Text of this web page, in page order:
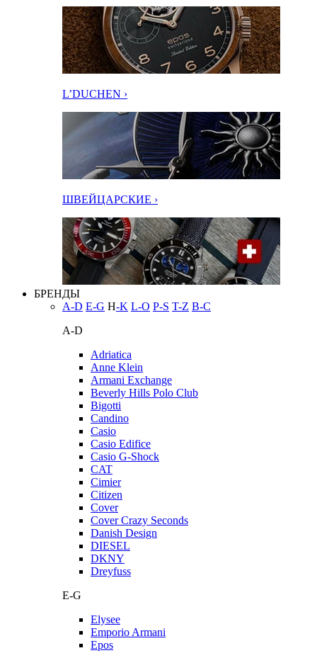
L’DUCHEN ›
ШВЕЙЦАРСКИЕ ›
БРЕНДЫ
A-D E-G H-K L-O P-S T-Z В-С
A-D
Adriatica
Anne Klein
Armani Exchange
Beverly Hills Polo Club
Bigotti
Candino
Casio
Casio Edifice
Casio G-Shock
CAT
Cimier
Citizen
Cover
Cover Crazy Seconds
Danish Design
DIESEL
DKNY
Dreyfuss
E-G
Elysee
Emporio Armani
Epos